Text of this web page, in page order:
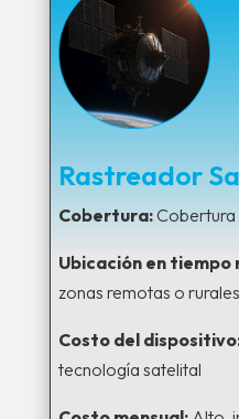
Rastreador
Cobertura:Cobertura
Ubicación en tiempo
zonas remotas o rurales
Costo del
tecnología satelital